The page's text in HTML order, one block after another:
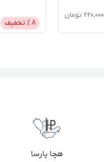
220,000 تومان
8% تخفیف
هچا پارسا